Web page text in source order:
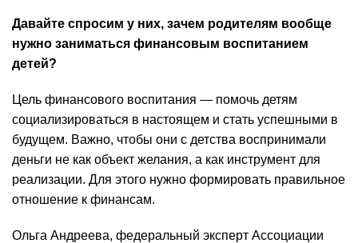
Давайте спросим у них, зачем родителям вообще
нужно заниматься финансовым воспитанием
детей?
Цель финансового воспитания — помочь детям
социализироваться в настоящем и стать успешными в
будущем. Важно, чтобы они с детства воспринимали
деньги не как объект желания, а как инструмент для
реализации. Для этого нужно формировать правильное
отношение к финансам.
Ольга Андреева, федеральный эксперт Ассоциации